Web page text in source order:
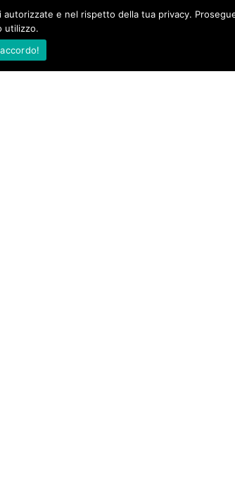
e nel rispetto della tua privacy.
utilizzo.